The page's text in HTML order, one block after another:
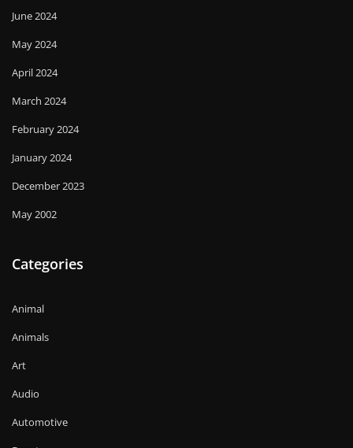
June 2024
May 2024
April 2024
March 2024
February 2024
January 2024
December 2023
May 2002
Categories
Animal
Animals
Art
Audio
Automotive